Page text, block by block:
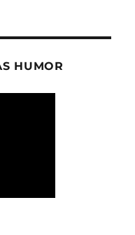
HUMOR